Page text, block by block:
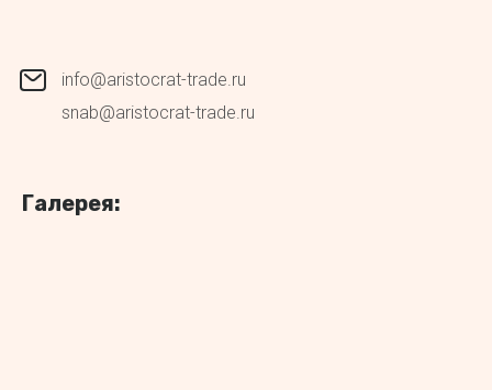
info@aristocrat-trade.ru
snab@aristocrat-trade.ru
Галерея: